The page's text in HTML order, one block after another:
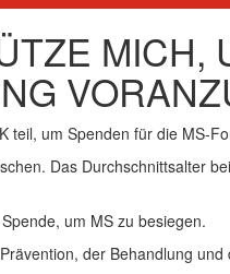
MICH,
teil, um Spenden für die MS-
Das Durchschnittsalter
um MS zu besiegen.
der Behandlung